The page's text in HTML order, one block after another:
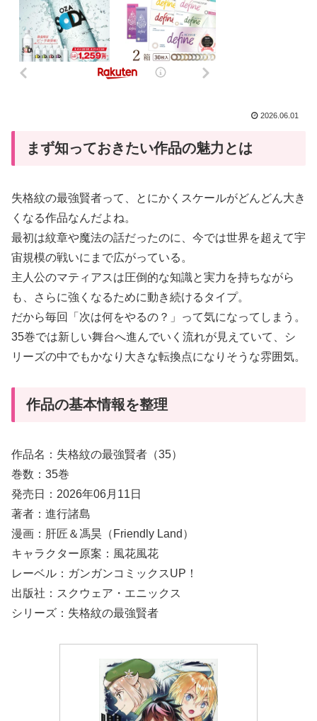
2026.06.01
まず知っておきたい作品の魅力とは
失格紋の最強賢者って、とにかくスケールがどんどん大き
くなる作品なんだよね。
最初は紋章や魔法の話だったのに、今では世界を超えて宇
宙規模の戦いにまで広がっている。
主人公のマティアスは圧倒的な知識と実力を持ちながら
も、さらに強くなるために動き続けるタイプ。
だから毎回「次は何をやるの？」って気になってしまう。
35巻では新しい舞台へ進んでいく流れが見えていて、シ
リーズの中でもかなり大きな転換点になりそうな雰囲気。
作品の基本情報を整理
作品名：失格紋の最強賢者（35）
巻数：35巻
発売日：2026年06月11日
著者：進行諸島
漫画：肝匠＆馮昊（Friendly Land）
キャラクター原案：風花風花
レーベル：ガンガンコミックスUP！
出版社：スクウェア・エニックス
シリーズ：失格紋の最強賢者